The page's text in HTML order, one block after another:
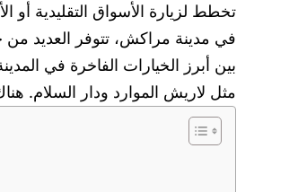
تخطط لزيارة الأسواق التقليدية
في مدينة مراكش، تتوفر العديد من
بين أبرز الخيارات الفاخرة في
مثل لاريش الموارد ودار السلام.